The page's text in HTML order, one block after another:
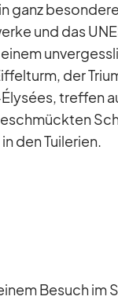
ganz
und das
der
tref­fen
den Tui­le­rien.
Be­such im